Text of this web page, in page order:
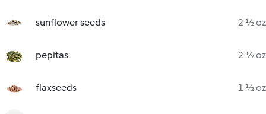
sunflower seeds 2 ½ oz
pepitas 2 ½ oz
flaxseeds 1 ½ oz